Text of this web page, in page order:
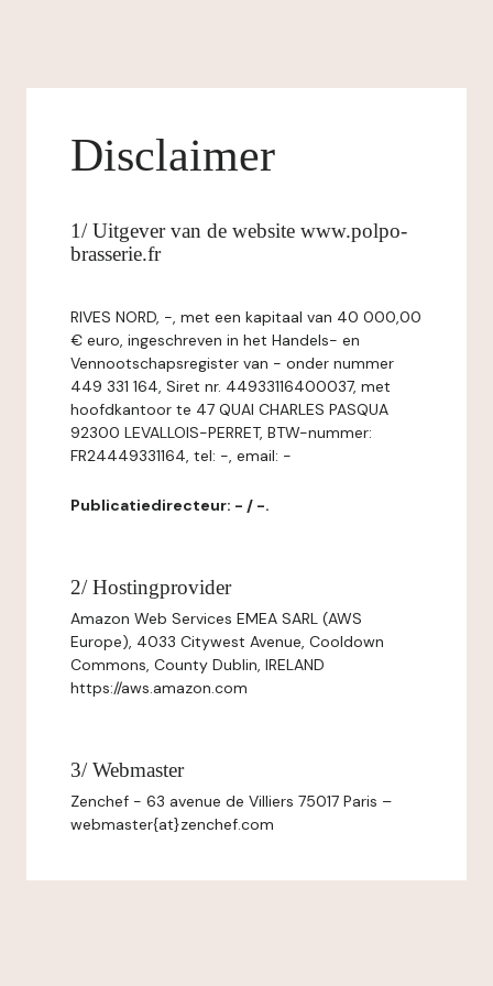
Disclaimer
1/ Uitgever van de website www.polpo-
brasserie.fr
RIVES NORD, -, met een kapitaal van 40 000,00
€ euro, ingeschreven in het Handels- en
Vennootschapsregister van - onder nummer
449 331 164, Siret nr. 44933116400037, met
hoofdkantoor te 47 QUAI CHARLES PASQUA
92300 LEVALLOIS-PERRET, BTW-nummer:
FR24449331164, tel: -, email: -
Publicatiedirecteur: - / -.
2/ Hostingprovider
Amazon Web Services EMEA SARL (AWS
Europe), 4033 Citywest Avenue, Cooldown
Commons, County Dublin, IRELAND
https://aws.amazon.com
3/ Webmaster
Zenchef - 63 avenue de Villiers 75017 Paris –
webmaster{at}zenchef.com